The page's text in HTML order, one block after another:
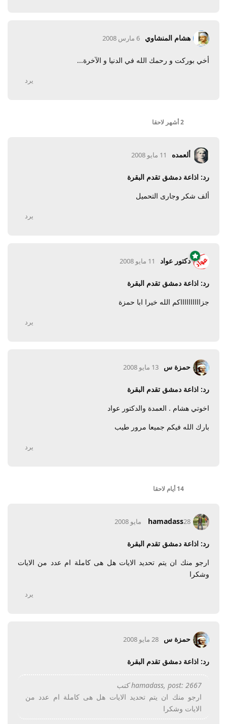
هشام المنشاوي 6 مارس 2008
أخي بوركت و رحمك الله في الدنيا و الآخرة...
يرد
2 أشهر لاحقا
ألعمده 11 مايو 2008
رد: اذاعة دمشق تقدم البقرة
ألف شكر وجارى التحميل
يرد
دكتور عواد 11 مايو 2008
رد: اذاعة دمشق تقدم البقرة
جزااااااااااكم الله خيرا ابا حمزة
يرد
حمزة س 13 مايو 2008
رد: اذاعة دمشق تقدم البقرة
اخوتي هشام . العمدة والدكتور عواد
بارك الله فيكم جميعا مرور طيب
يرد
14 أيام لاحقا
hamadass28 مايو 2008
رد: اذاعة دمشق تقدم البقرة
ارجو منك ان يتم تحديد الايات هل هى كاملة ام عدد من الايات
وشكرا
يرد
حمزة س 28 مايو 2008
رد: اذاعة دمشق تقدم البقرة
hamadass, post: 2667 كتب
ارجو منك ان يتم تحديد الايات هل هى كاملة ام عدد من
الايات وشكرا